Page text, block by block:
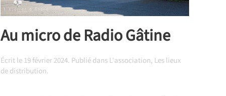
Au micro de Radio Gâtine
Écrit le19 février 2024. Publié dansL'association, Les lieux
de distribution.